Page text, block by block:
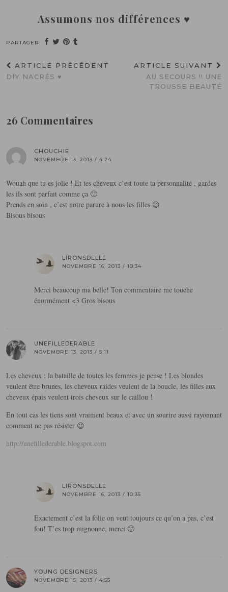
Assumons nos différences ♥
PARTAGER:
ARTICLE PRÉCÉDENT
DIY NACRÉS ♥
ARTICLE SUIVANT
AU SECOURS !! UNE
TROUSSE BEAUTÉ
26 Commentaires
CHOUCHIE
NOVEMBRE 13, 2013 / 4:24
Wouah que tu es jolie ! Et tes cheveux c’est toute ta personnalité , gardes
les ils sont parfait comme ça 🙂
Prends en soin , c’est notre parure à nous les filles 😉
Bisous bisous
LIRONSDELLE
NOVEMBRE 16, 2013 / 10:34
Merci beaucoup ma belle! Ton commentaire me touche
énormément <3 Gros bisous
UNEFILLEDERABLE
NOVEMBRE 13, 2013 / 5:11
Les cheveux : la bataille de toutes les femmes je pense ! Les blondes
veulent être brunes, les cheveux raides veulent de la boucle, les filles aux
cheveux épais veulent trois cheveux sur le caillou !
En tout cas les tiens sont vraiment beaux et avec un sourire aussi rayonnant
comment ne pas résister 😉
http://unefillederable.blogspot.com
LIRONSDELLE
NOVEMBRE 16, 2013 / 10:35
Exactement c’est la folie on veut toujours ce qu’on a pas, c’est
fou! T’es trop mignonne, merci 🙂
YOUNG DESIGNERS
NOVEMBRE 15, 2013 / 4:55